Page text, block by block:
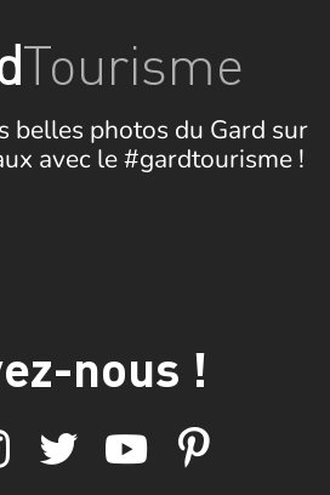
Tourisme
belles photos du Gard sur
avec le #gardtourisme !
nous !